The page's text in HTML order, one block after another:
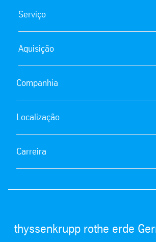
Serviço
Aquisição
Companhia
Localização
Carreira
thyssenkrupp rothe erde